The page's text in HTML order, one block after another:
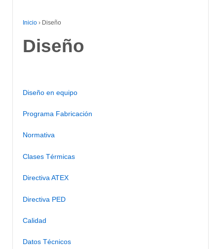
Inicio › Diseño
Diseño
Diseño en equipo
Programa Fabricación
Normativa
Clases Térmicas
Directiva ATEX
Directiva PED
Calidad
Datos Técnicos